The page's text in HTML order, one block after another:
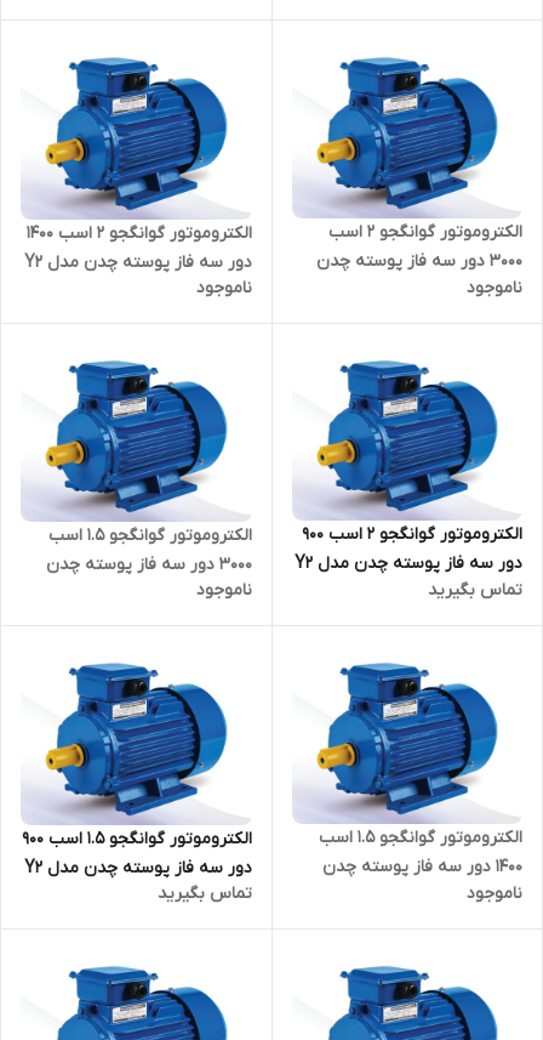
الکتروموتور گوانگجو 2 اسب
3000 دور سه فاز پوسته چدن
مدل Y2 ترمینال بالا
ناموجود
الکتروموتور گوانگجو 2 اسب 1400
دور سه فاز پوسته چدن مدل Y2
ترمینال بالا
ناموجود
الکتروموتور گوانگجو 2 اسب 900
دور سه فاز پوسته چدن مدل Y2
ترمینال بالا
تماس بگیرید
الکتروموتور گوانگجو 1.5 اسب
3000 دور سه فاز پوسته چدن
مدل Y2 ترمینال بالا
ناموجود
الکتروموتور گوانگجو 1.5 اسب
1400 دور سه فاز پوسته چدن
مدل Y2 ترمینال بالا
ناموجود
الکتروموتور گوانگجو 1.5 اسب 900
دور سه فاز پوسته چدن مدل Y2
ترمینال بالا
تماس بگیرید